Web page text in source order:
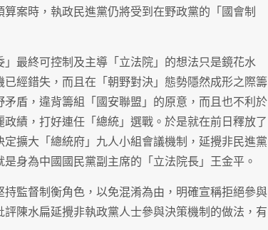
案時，執政民進黨仍將受到在野政黨的「國會制
最終可控制及主導「立法院」的想法只是鏡花水
經錯失，而且在「朝野對決」態勢隱然成形之際籌
盾，違背籌組「國安聯盟」的原意，而且也不利於
績，打好連任「總統」選戰。於是就在前日釋放了
擴大「總統府」九人小組會議機制，延攪非民進黨
身為中國國民黨副主席的「立法院長」王金平。
監督制衡角色，以免混淆為由，明確宣稱拒絕參與
陳水扁延攪非執政黨人士參與決策機制的做法，有